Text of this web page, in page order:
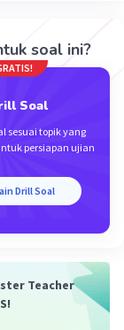
soal ini?
Soal
sesuai topik yang
persiapan ujian
Drill Soal
Teacher